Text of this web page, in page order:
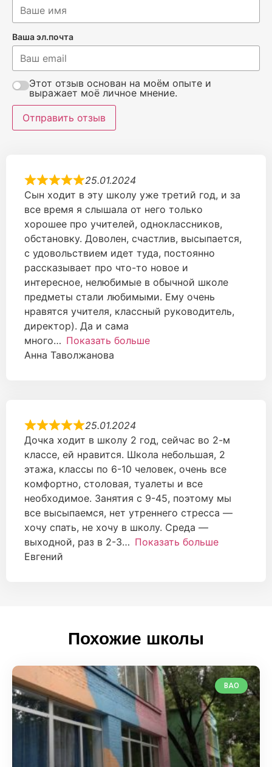
Ваша эл.почта
Этот отзыв основан на моём опыте и
выражает моё личное мнение.
Отправить отзыв
25.01.2024
Сын ходит в эту школу уже третий год, и за
все время я слышала от него только
хорошее про учителей, одноклассников,
обстановку. Доволен, счастлив, высыпается,
с удовольствием идет туда, постоянно
рассказывает про что-то новое и
интересное, нелюбимые в обычной школе
предметы стали любимыми. Ему очень
нравятся учителя, классный руководитель,
директор). Да и сама
много
Показать больше
Анна Таволжанова
25.01.2024
Дочка ходит в школу 2 год, сейчас во 2-м
классе, ей нравится. Школа небольшая, 2
этажа, классы по 6-10 человек, очень все
комфортно, столовая, туалеты и все
необходимое. Занятия с 9-45, поэтому мы
все высыпаемся, нет утреннего стресса —
хочу спать, не хочу в школу. Среда —
выходной, раз в 2-3
Показать больше
Евгений
Похожие школы
ВАО